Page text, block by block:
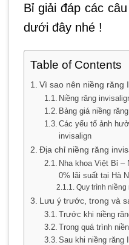
Bỉ giải đáp các
dưới đây nhé !
Table of Contents
Vì sao nên niềng răng
Niềng răng
Bảng giá niềng
Các yếu tố ảnh
invisalign
Địa chỉ niềng răng
Nha khoa Việt Bỉ –
0% lãi suất tại Hà
Quy trình niềng
Lưu ý trước, trong và
Trước khi niềng
Trong quá trình
Sau khi niềng răng